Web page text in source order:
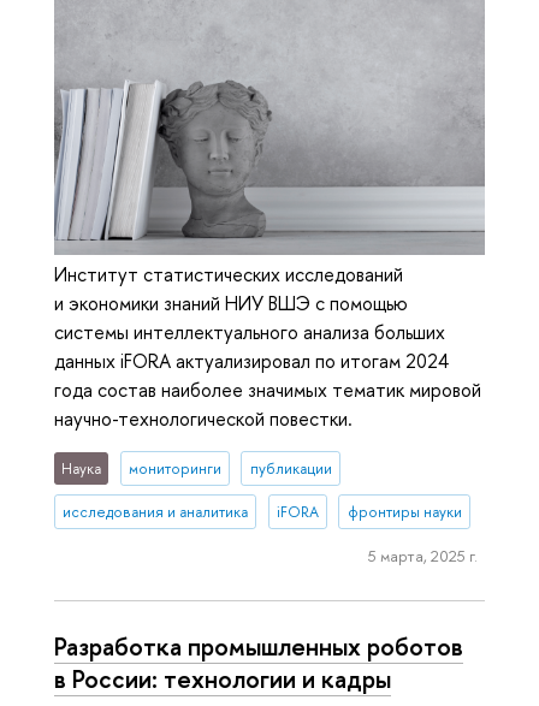
Институт статистических исследований
и экономики знаний НИУ ВШЭ с помощью
системы интеллектуального анализа больших
данных iFORA актуализировал по итогам 2024
года состав наиболее значимых тематик мировой
научно-технологической повестки.
Наука мониторинги публикации
исследования и аналитика iFORA фронтиры науки
5 марта, 2025 г.
Разработка промышленных роботов
в России: технологии и кадры